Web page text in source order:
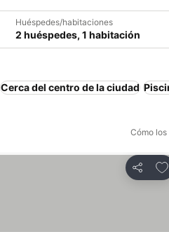
Huéspedes/habitaciones
2 huéspedes, 1 habitación
Cerca del centro de la ciudad
Cómo